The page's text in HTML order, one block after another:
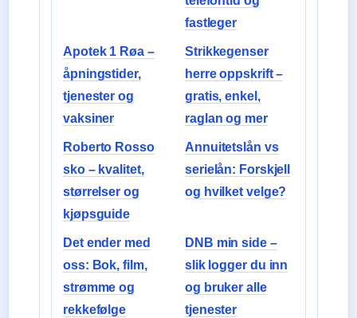
fastleger
Apotek 1 Røa –
åpningstider,
tjenester og
vaksiner
Strikkegenser
herre oppskrift –
gratis, enkel,
raglan og mer
Roberto Rosso
sko – kvalitet,
størrelser og
kjøpsguide
Annuitetslån vs
serielån: Forskjell
og hvilket velge?
Det ender med
oss: Bok, film,
strømme og
rekkefølge
DNB min side –
slik logger du inn
og bruker alle
tjenester